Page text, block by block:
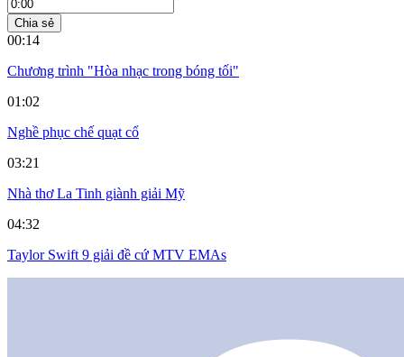
Chia sẻ
00:14
Chương trình "Hòa nhạc trong bóng tối"
01:02
Nghề phục chế quạt cổ
03:21
Nhà thơ La Tinh giành giải Mỹ
04:32
Taylor Swift 9 giải đề cứ MTV EMAs